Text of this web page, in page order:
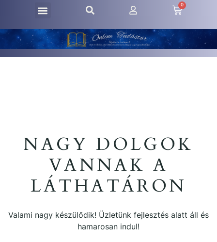
0
NAGY DOLGOK
VANNAK A
LÁTHATÁRON
Valami nagy készülődik! Üzletünk fejlesztés alatt áll és
hamarosan indul!